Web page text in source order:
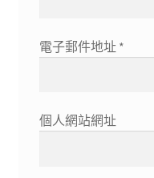
電子郵件地址 *
個人網站網址